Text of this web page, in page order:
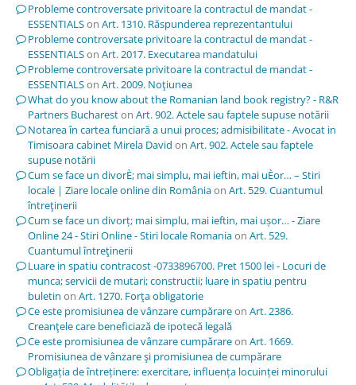
Probleme controversate privitoare la contractul de mandat -
ESSENTIALSon Art. 1310. Răspunderea reprezentantului
Probleme controversate privitoare la contractul de mandat -
ESSENTIALSon Art. 2017. Executarea mandatului
Probleme controversate privitoare la contractul de mandat -
ESSENTIALSon Art. 2009. Noţiunea
What do you know about the Romanian land book registry? - R&R
Partners Buchareston Art. 902. Actele sau faptele supuse notării
Notarea în cartea funciară a unui proces; admisibilitate - Avocat in
Timisoara cabinet Mirela David on Art. 902. Actele sau faptele
supuse notării
Cum se face un divorÈ; mai simplu, mai ieftin, mai uÈor… – Stiri
locale | Ziare locale online din Româniaon Art. 529. Cuantumul
întreţinerii
Cum se face un divorț; mai simplu, mai ieftin, mai ușor… - Ziare
Online 24 - Stiri Online - Stiri locale Romaniaon Art. 529.
Cuantumul întreţinerii
Luare in spatiu contracost -0733896700. Pret 1500 lei - Locuri de
munca; servicii de mutari; constructii; luare in spatiu pentru
buletin on Art. 1270. Forţa obligatorie
Ce este promisiunea de vânzare cumpărareon Art. 2386.
Creanţele care beneficiază de ipotecă legală
Ce este promisiunea de vânzare cumpărareon Art. 1669.
Promisiunea de vânzare şi promisiunea de cumpărare
Obligația de întreținere: exercitare, influența locuinței minorului